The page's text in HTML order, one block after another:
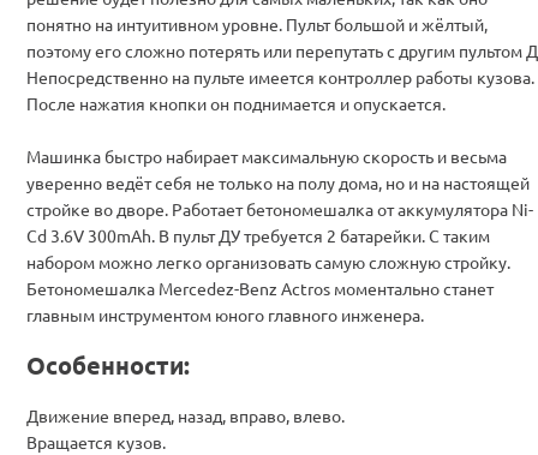
понятно на интуитивном уровне. Пульт большой и жёлтый,
поэтому его сложно потерять или перепутать с другим пультом
Непосредственно на пульте имеется контроллер работы кузова.
После нажатия кнопки он поднимается и опускается.
Машинка быстро набирает максимальную скорость и весьма
уверенно ведёт себя не только на полу дома, но и на настоящей
стройке во дворе. Работает бетономешалка от аккумулятора Ni-
Cd 3.6V 300mAh. В пульт ДУ требуется 2 батарейки. С таким
набором можно легко организовать самую сложную стройку.
Бетономешалка Mercedez-Benz Actros моментально станет
главным инструментом юного главного инженера.
Особенности:
Движение вперед, назад, вправо, влево.
Вращается кузов.